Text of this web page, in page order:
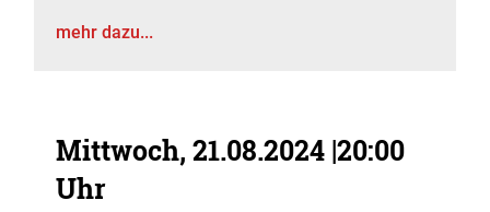
mehr dazu...
Mittwoch, 21.08.2024 |20:00
Uhr